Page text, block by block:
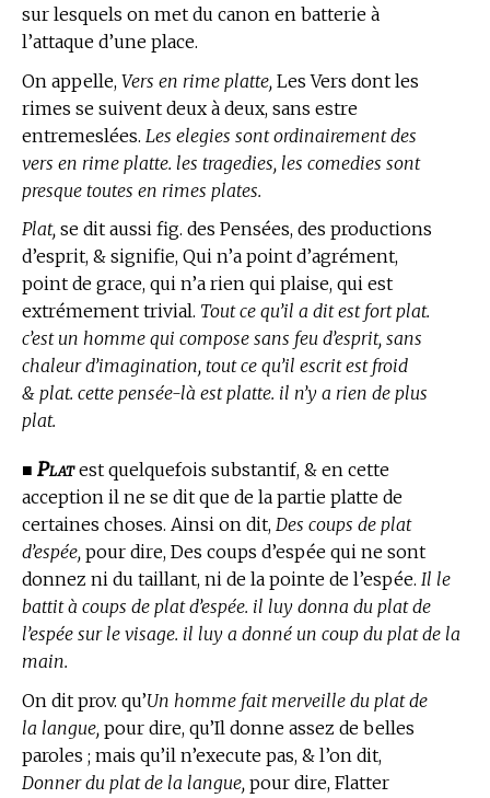
sur lesquels on met du canon en batterie à
l’attaque d’une place.
On appelle, Vers en rime platte, Les Vers dont les
rimes se suivent deux à deux, sans estre
entremeslées. Les elegies sont ordinairement des
vers en rime platte. les tragedies, les comedies sont
presque toutes en rimes plates.
Plat, se dit aussi fig. des Pensées, des productions
d’esprit, & signifie, Qui n’a point d’agrément,
point de grace, qui n’a rien qui plaise, qui est
extrémement trivial. Tout ce qu’il a dit est fort plat.
c’est un homme qui compose sans feu d’esprit, sans
chaleur d’imagination, tout ce qu’il escrit est froid
& plat. cette pensée-là est platte. il n’y a rien de plus
plat.
■ Platest quelquefois substantif, & en cette
acception il ne se dit que de la partie platte de
certaines choses. Ainsi on dit, Des coups de plat
d’espée, pour dire, Des coups d’espée qui ne sont
donnez ni du taillant, ni de la pointe de l’espée. Il le
battit à coups de plat d’espée. il luy donna du plat de
l’espée sur le visage. il luy a donné un coup du plat de la
main.
On dit prov. qu’Un homme fait merveille du plat de
la langue, pour dire, qu’Il donne assez de belles
paroles ; mais qu’il n’execute pas, & l’on dit,
Donner du plat de la langue, pour dire, Flatter